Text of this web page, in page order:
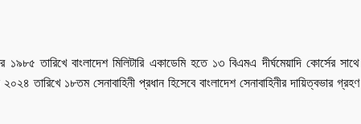
১৯৮৫ তারিখে বাংলাদেশ মিলিটারি একাডেমি হতে ১৩ বিএমএ দীর্ঘমেয়াদি কোর্সের সাথে
২০২৪ তারিখে ১৮তম সেনাবাহিনী প্রধান হিসেবে বাংলাদেশ সেনাবাহিনীর দায়িত্বভার গ্রহণ